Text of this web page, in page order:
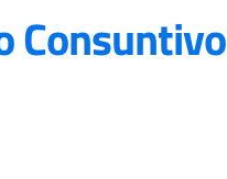
Consuntivo